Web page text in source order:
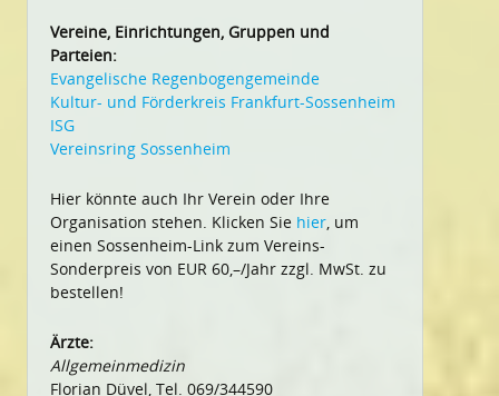
Vereine, Einrichtungen, Gruppen und
Parteien:
Evangelische Regenbogengemeinde
Kultur- und Förderkreis Frankfurt-Sossenheim
ISG
Vereinsring Sossenheim
Hier könnte auch Ihr Verein oder Ihre
Organisation stehen. Klicken Sie hier, um
einen Sossenheim-Link zum Vereins-
Sonderpreis von EUR 60,–/Jahr zzgl. MwSt. zu
bestellen!
Ärzte:
Allgemeinmedizin
Florian Düvel, Tel. 069/344590